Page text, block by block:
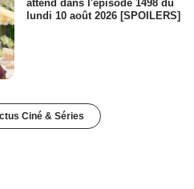
attend dans l'épisode 1498 du
lundi 10 août 2026 [SPOILERS]
Ciné & Séries